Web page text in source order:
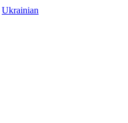
Ukrainian